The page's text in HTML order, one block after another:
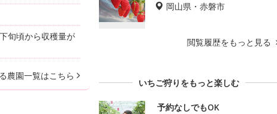
旬頃から収穫量が
農園一覧はこちら
岡山県・赤磐市
閲覧履歴をもっと見る
いちご狩りをもっと楽しむ
予約なしでもOK